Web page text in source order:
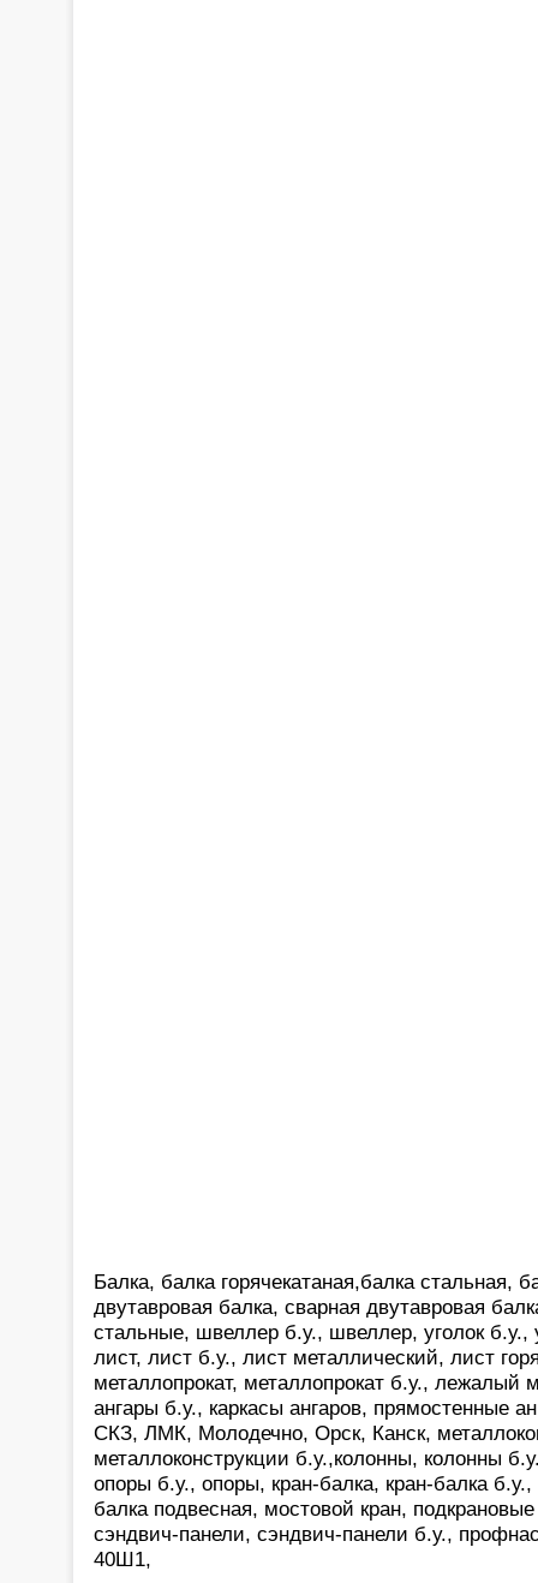
Балка, балка горячекатаная,балка стальная,
двутавровая балка, сварная двутавровая
стальные, швеллер б.у., швеллер, уголок б.у.,
лист, лист б.у., лист металлический, лист
металлопрокат, металлопрокат б.у., лежалый
ангары б.у., каркасы ангаров, прямостенные
СКЗ, ЛМК, Молодечно, Орск, Канск,
металлоконструкции б.у.,колонны, колонны
опоры б.у., опоры, кран-балка, кран-балка б.у.,
балка подвесная, мостовой кран,
сэндвич-панели, сэндвич-панели б.у.,
40Ш1,